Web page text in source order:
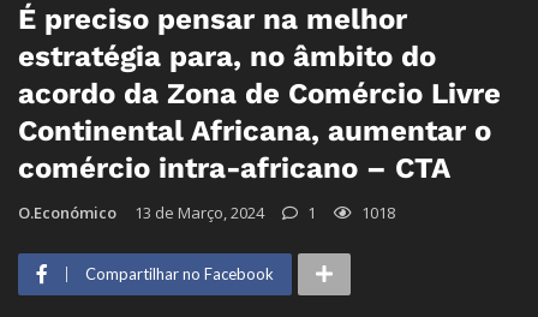
É preciso pensar na melhor
estratégia para, no âmbito do
acordo da Zona de Comércio Livre
Continental Africana, aumentar o
comércio intra-africano – CTA
O.Económico 13 de Março, 2024 1 1018
Compartilhar no Facebook